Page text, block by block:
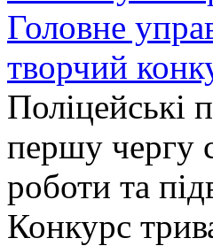
Головне
творчий
Поліцейські
першу чергу
роботи та
Конкурс